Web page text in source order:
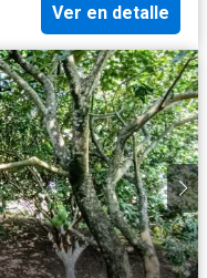
Ver en detalle